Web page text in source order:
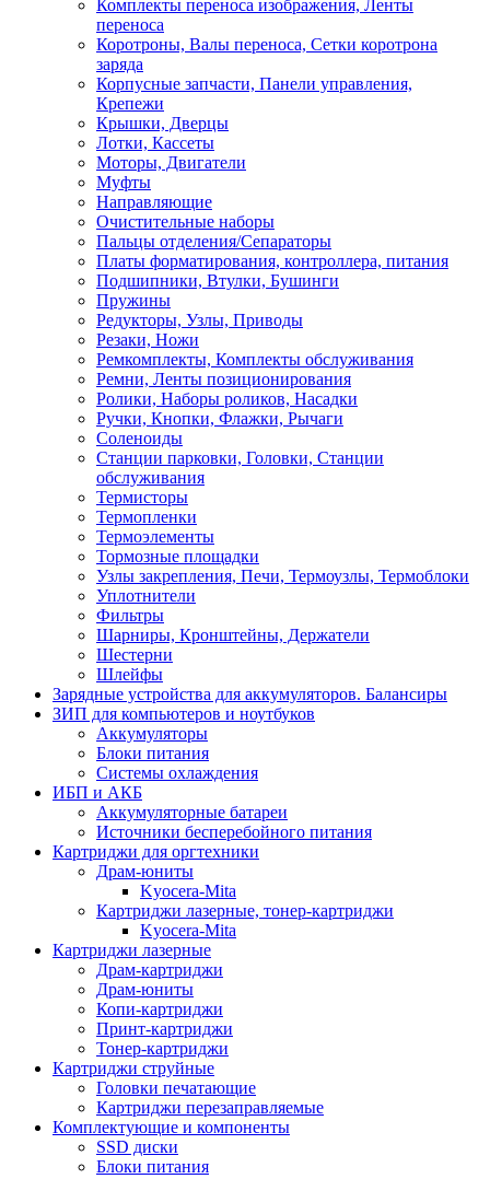
Комплекты переноса изображения, Ленты
переноса
Коротроны, Валы переноса, Сетки коротрона
заряда
Корпусные запчасти, Панели управления,
Крепежи
Крышки, Дверцы
Лотки, Кассеты
Моторы, Двигатели
Муфты
Направляющие
Очистительные наборы
Пальцы отделения/Сепараторы
Платы форматирования, контроллера, питания
Подшипники, Втулки, Бушинги
Пружины
Редукторы, Узлы, Приводы
Резаки, Ножи
Ремкомплекты, Комплекты обслуживания
Ремни, Ленты позиционирования
Ролики, Наборы роликов, Насадки
Ручки, Кнопки, Флажки, Рычаги
Соленоиды
Станции парковки, Головки, Станции
обслуживания
Термисторы
Термопленки
Термоэлементы
Тормозные площадки
Узлы закрепления, Печи, Термоузлы, Термоблоки
Уплотнители
Фильтры
Шарниры, Кронштейны, Держатели
Шестерни
Шлейфы
Зарядные устройства для аккумуляторов. Балансиры
ЗИП для компьютеров и ноутбуков
Аккумуляторы
Блоки питания
Системы охлаждения
ИБП и АКБ
Аккумуляторные батареи
Источники бесперебойного питания
Картриджи для оргтехники
Драм-юниты
Kyocera-Mita
Картриджи лазерные, тонер-картриджи
Kyocera-Mita
Картриджи лазерные
Драм-картриджи
Драм-юниты
Копи-картриджи
Принт-картриджи
Тонер-картриджи
Картриджи струйные
Головки печатающие
Картриджи перезаправляемые
Комплектующие и компоненты
SSD диски
Блоки питания